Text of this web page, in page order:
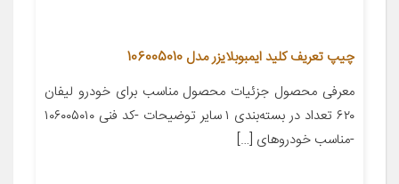
چیپ تعریف کلید ایمبوبلایزر مدل 106005010
معرفی محصول جزئیات محصول مناسب برای خودرو لیفان
۶۲۰ تعداد در بسته‌بندی ۱ سایر توضیحات -کد فنی ۱۰۶۰۰۵۰۱۰
-مناسب خودروهای […]